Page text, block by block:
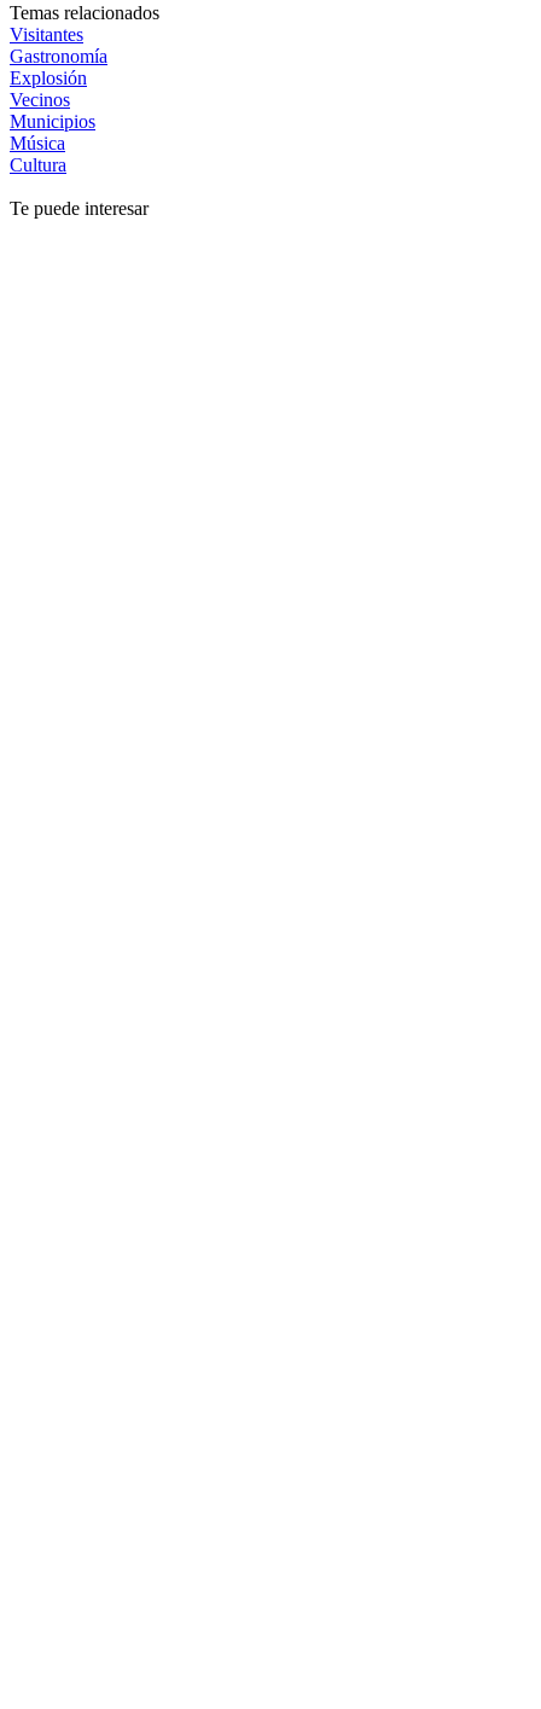
Temas relacionados
Visitantes
Gastronomía
Explosión
Vecinos
Municipios
Música
Cultura
Te puede interesar